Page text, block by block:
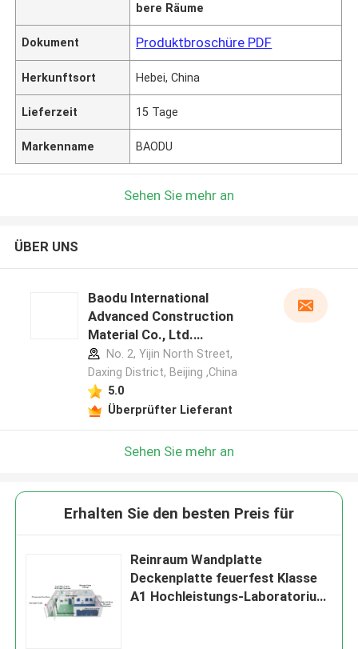
bere Räume
Dokument Produktbroschüre PDF
Herkunftsort Hebei, China
Lieferzeit 15 Tage
Markenname BAODU
Sehen Sie mehr an
ÜBER UNS
Baodu International
Advanced Construction
Material Co., Ltd.
Herstellerprofil
No. 2, Yijin North Street,
Daxing District, Beijing ,China
5.0
Überprüfter Lieferant
Sehen Sie mehr an
Erhalten Sie den besten Preis für
Reinraum Wandplatte
Deckenplatte feuerfest Klasse
A1 Hochleistungs-Laboratorium